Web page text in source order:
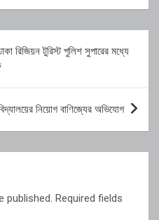
রিজিয়ন টুরিস্ট পুলিশ সুপারের মধ্যে
নিয়োগ বাণিজ্যের অভিযোগ
published. Required fields